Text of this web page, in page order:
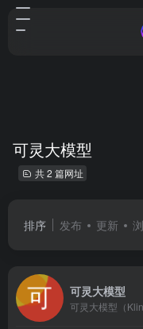
可灵大模型
共 2 篇网址
排序 发布 更新
可灵大模型
可灵大模型（